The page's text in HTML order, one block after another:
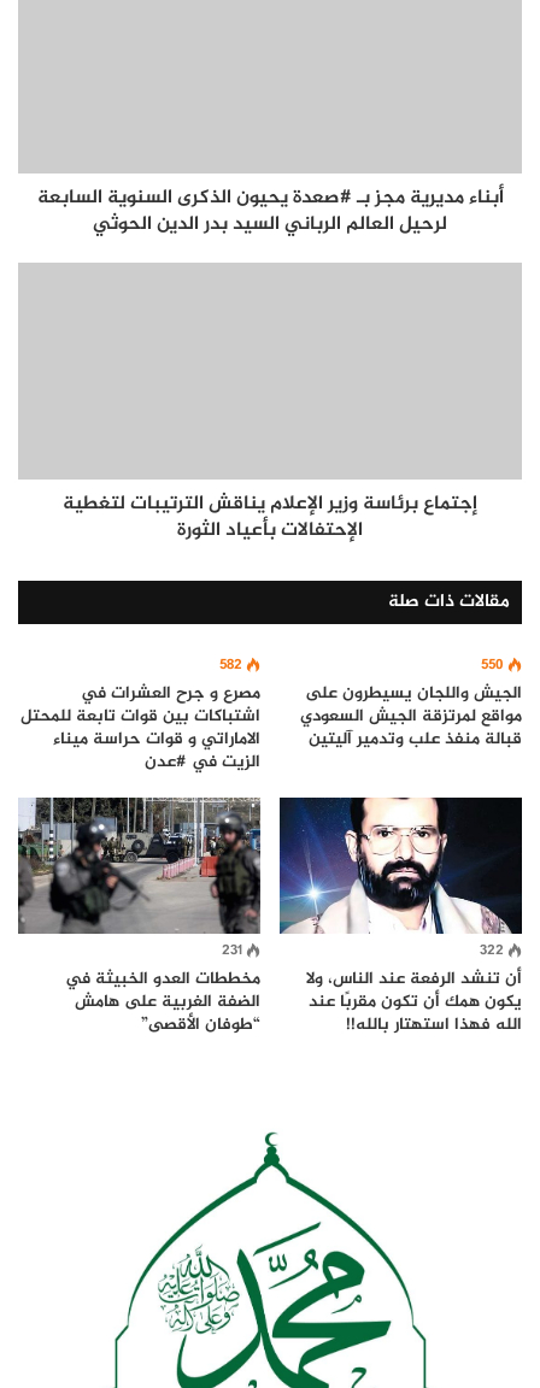
أبناء مديرية مجز بـ #صعدة يحيون الذكرى السنوية السابعة
لرحيل العالم الرباني السيد بدر الدين الحوثي
إجتماع برئاسة وزير الإعلام يناقش الترتيبات لتغطية
الإحتفالات بأعياد الثورة
مقالات ذات صلة
550
الجيش واللجان يسيطرون على
مواقع لمرتزقة الجيش السعودي
قبالة منفذ علب وتدمير آليتين
582
مصرع و جرح العشرات في
اشتباكات بين قوات تابعة للمحتل
الاماراتي و قوات حراسة ميناء
الزيت في #عدن
322
أن تنشد الرفعة عند الناس، ولا
يكون همك أن تكون مقربًا عند
الله فهذا استهتار بالله!!
231
مخططات العدو الخبيثة في
الضفة الغربية على هامش
“طوفان الأقصى”